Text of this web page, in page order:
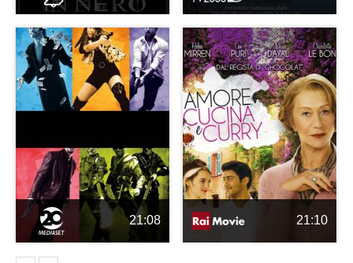
21:08 21:10